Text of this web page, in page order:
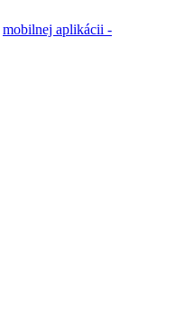
mobilnej aplikácii -